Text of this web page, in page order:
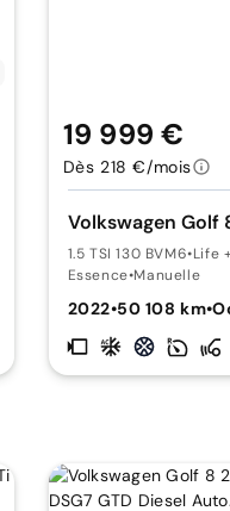
Volkswagen Golf
1.5 TSI 130 BVM6•Life
Essence•Manuelle
2022•50 108 km•
19 999 €
Dès 218 €/mois